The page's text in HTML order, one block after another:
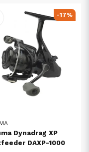
Dynadrag XP
DAXP-1000
-17%